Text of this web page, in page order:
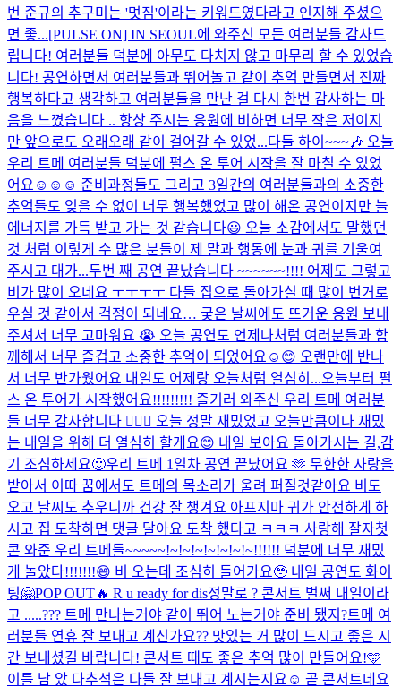
번 준규의 추구미는 '멋짐'이라는 키워드였다라고 인지해 주셨으
면 좋...[PULSE ON] IN SEOUL에 와주신 모든 여러분들 감사드
립니다! 여러분들 덕분에 아무도 다치지 않고 마무리 할 수 있었습
니다! 공연하면서 여러분들과 뛰어놀고 같이 추억 만들면서 진짜
행복하다고 생각하고 여러분들을 만난 걸 다시 한번 감사하는 마
음을 느꼈습니다 .. 항상 주시는 응원에 비하면 너무 작은 저이지
만 앞으로도 오래오래 같이 걸어갈 수 있었...다들 하이~~~🎶 오늘
우리 트메 여러분들 덕분에 펄스 온 투어 시작을 잘 마칠 수 있었
어요☺️☺️☺️ 준비과정들도 그리고 3일간의 여러분들과의 소중한
추억들도 잊을 수 없이 너무 행복했었고 많이 해온 공연이지만 늘
에너지를 가득 받고 가는 것 같습니다😃 오늘 소감에서도 말했던
것 처럼 이렇게 수 많은 분들이 제 말과 행동에 눈과 귀를 기울여
주시고 대가...두번 째 공연 끝났습니다 ~~~~~~!!!! 어제도 그렇고
비가 많이 오네요 ㅜㅜㅜㅜ 다들 집으로 돌아가실 때 많이 번거로
우실 것 같아서 걱정이 되네요… 궂은 날씨에도 뜨거운 응원 보내
주셔서 너무 고마워요 😭 오늘 공연도 언제나처럼 여러분들과 함
께해서 너무 즐겁고 소중한 추억이 되었어요☺️😊 오랜만에 반나
서 너무 반가웠어요 내일도 어제랑 오늘처럼 열심히...오늘부터 펄
스 온 투어가 시작했어요!!!!!!!!! 즐기러 와주신 우리 트메 여러분
들 너무 감사합니다 🙇🏻‍♂️ 오늘 정말 재밌었고 오늘만큼이나 재밌
는 내일을 위해 더 열심히 할게요😊 내일 보아요 돌아가시는 길,감
기 조심하세요🙂우리 트메 1일차 공연 끝났어요 🫶 무한한 사랑을
받아서 이따 꿈에서도 트메의 목소리가 울려 퍼질것같아요 비도
오고 날씨도 추우니까 건강 잘 챙겨요 아프지마 귀가 안전하게 하
시고 집 도착하면 댓글 달아요 도착 했다고 ㅋㅋㅋ 사랑해 잘자첫
콘 와준 우리 트메들~~~~~!~!~!~!~!~!~!~!!!!!! 덕분에 너무 재밌
게 놀았다!!!!!!!😄 비 오는데 조심히 들어가요🥹 내일 공연도 화이
팅🤗POP OUT🔥 R u ready for dis정말로 ? 콘서트 벌써 내일이라
고 .....??? 트메 만나는거야 같이 뛰어 노는거야 준비 됐지?트메 여
러분들 연휴 잘 보내고 계신가요?? 맛있는 거 많이 드시고 좋은 시
간 보내셨길 바랍니다! 콘서트 때도 좋은 추억 많이 만들어요!🩵
이틀 남 았 다추석은 다들 잘 보내고 계시는지요☺️ 곧 콘서트네요